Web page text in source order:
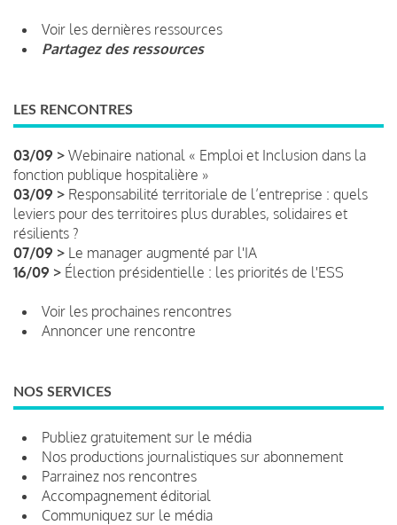
Voir les dernières ressources
Partagez des ressources
LES RENCONTRES
03/09 > Webinaire national « Emploi et Inclusion dans la
fonction publique hospitalière »
03/09 > Responsabilité territoriale de l’entreprise : quels
leviers pour des territoires plus durables, solidaires et
résilients ?
07/09 > Le manager augmenté par l'IA
16/09 > Élection présidentielle : les priorités de l'ESS
Voir les prochaines rencontres
Annoncer une rencontre
NOS SERVICES
Publiez gratuitement sur le média
Nos productions journalistiques sur abonnement
Parrainez nos rencontres
Accompagnement éditorial
Communiquez sur le média